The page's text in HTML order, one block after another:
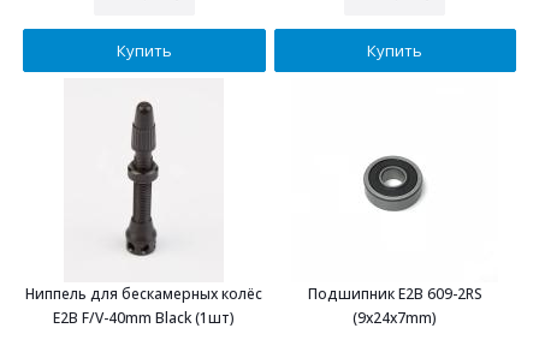
Купить Купить
Ниппель для бескамерных колёс
E2B F/V-40mm Black (1шт)
Подшипник E2B 609-2RS
(9x24x7mm)